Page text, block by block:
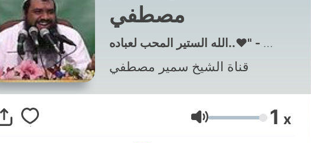
مصطفي
قناة الشيخ سمير مصطفي
Ses 1 x